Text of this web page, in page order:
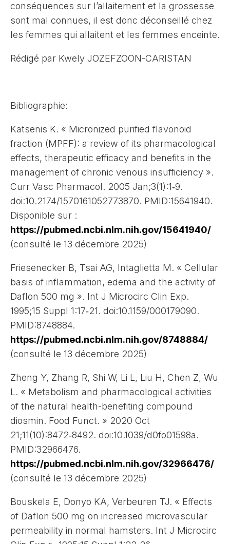
conséquences sur l’allaitement et la grossesse
sont mal connues, il est donc déconseillé chez
les femmes qui allaitent et les femmes enceinte.
Rédigé par Kwely JOZEFZOON-CARISTAN
Bibliographie:
Katsenis K. « Micronized purified flavonoid
fraction (MPFF): a review of its pharmacological
effects, therapeutic efficacy and benefits in the
management of chronic venous insufficiency ».
Curr Vasc Pharmacol. 2005 Jan;3(1):1‑9.
doi:10.2174/1570161052773870. PMID:15641940.
Disponible sur :
https://pubmed.ncbi.nlm.nih.gov/15641940/
(consulté le 13 décembre 2025)
Friesenecker B, Tsai AG, Intaglietta M. « Cellular
basis of inflammation, edema and the activity of
Daflon 500 mg ». Int J Microcirc Clin Exp.
1995;15 Suppl 1:17‑21. doi:10.1159/000179090.
PMID:8748884.
https://pubmed.ncbi.nlm.nih.gov/8748884/
(consulté le 13 décembre 2025)
Zheng Y, Zhang R, Shi W, Li L, Liu H, Chen Z, Wu
L. « Metabolism and pharmacological activities
of the natural health-benefiting compound
diosmin. Food Funct. » 2020 Oct
21;11(10):8472‑8492. doi:10.1039/d0fo01598a.
PMID:32966476.
https://pubmed.ncbi.nlm.nih.gov/32966476/
(consulté le 13 décembre 2025)
Bouskela E, Donyo KA, Verbeuren TJ. « Effects
of Daflon 500 mg on increased microvascular
permeability in normal hamsters. Int J Microcirc